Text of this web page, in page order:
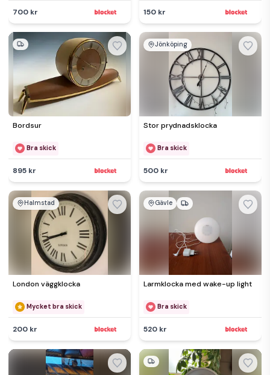
700 kr 150 kr
Bordsur
Bra skick
895 kr
Jönköping
Stor prydnadsklocka
Bra skick
500 kr
Halmstad
London väggklocka
Mycket bra skick
200 kr
Gävle
Larmklocka med wake-up light
Bra skick
520 kr